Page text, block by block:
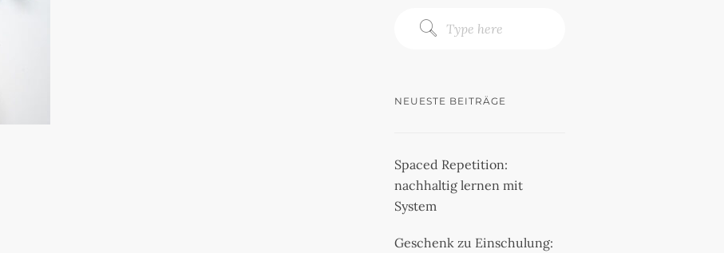
NEUESTE BEITRÄGE
Spaced Repetition:
nachhaltig lernen mit
System
Geschenk zu Einschulung: